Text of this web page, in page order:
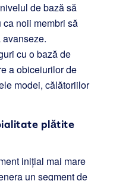
de bază să
noii membri să
cu o bază de
a obiceiurilor de
modei, călătoriilor
plătite
inițial mai mare
un segment de